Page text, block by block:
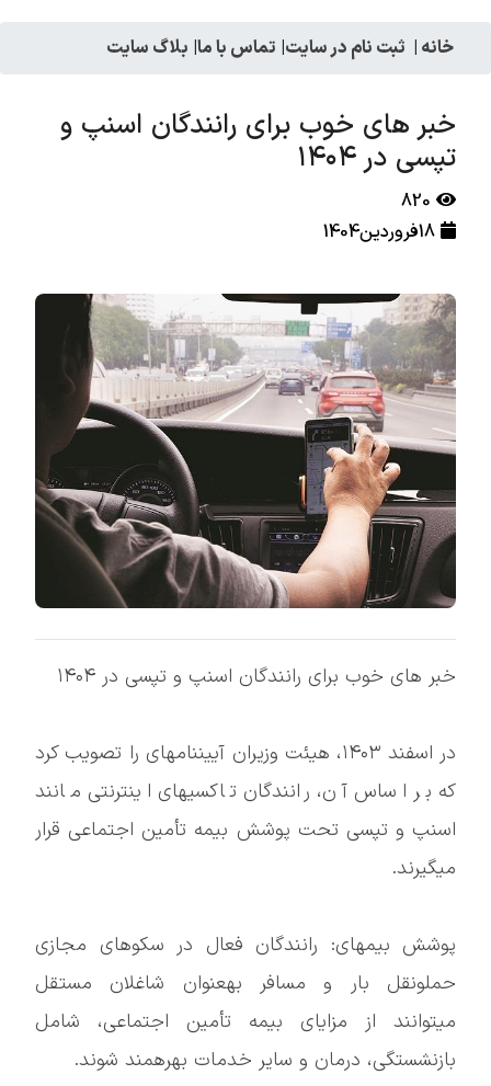
خانه | ثبت نام در سایت| تماس با ما| بلاگ سایت
خبر های خوب برای رانندگان اسنپ و
تپسی در ۱۴۰۴
820
18فروردین1404
خبر های خوب برای رانندگان اسنپ و تپسی در ۱۴۰۴
در اسفند ۱۴۰۳، هیئت وزیران آییننامهای را تصویب کرد
که بر اساس آن، رانندگان تاکسیهای اینترنتی مانند
اسنپ و تپسی تحت پوشش بیمه تأمین اجتماعی قرار
میگیرند.
پوشش بیمهای: رانندگان فعال در سکوهای مجازی
حملونقل بار و مسافر بهعنوان شاغلان مستقل
میتوانند از مزایای بیمه تأمین اجتماعی، شامل
بازنشستگی، درمان و سایر خدمات بهرهمند شوند.